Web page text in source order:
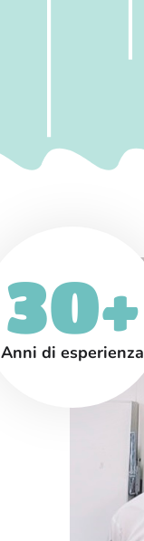
30+
Anni di esperienza